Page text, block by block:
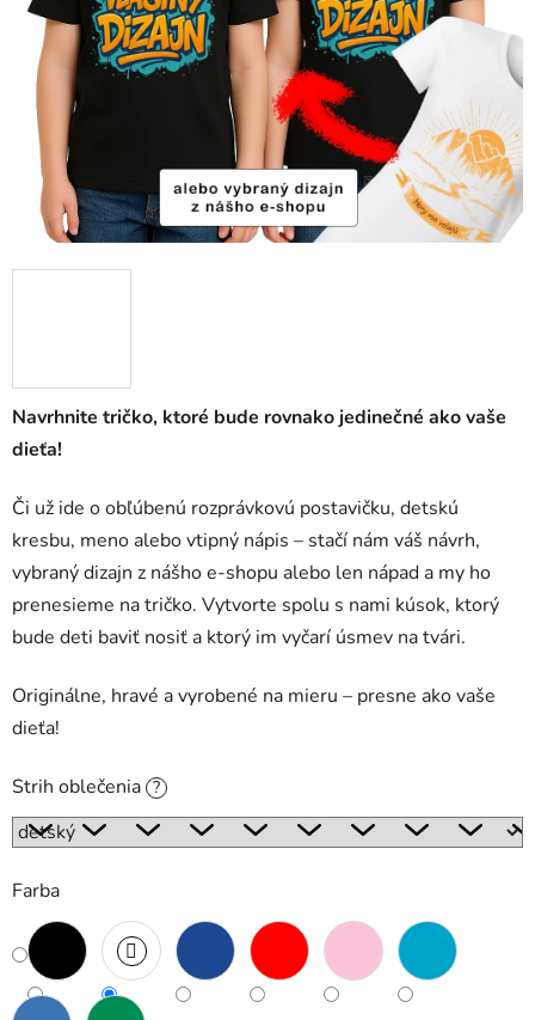
Navrhnite tričko, ktoré bude rovnako jedinečné ako vaše
dieťa!
Či už ide o obľúbenú rozprávkovú postavičku, detskú
kresbu, meno alebo vtipný nápis – stačí nám váš návrh,
vybraný dizajn z nášho e-shopu alebo len nápad a my ho
prenesieme na tričko. Vytvorte spolu s nami kúsok, ktorý
bude deti baviť nosiť a ktorý im vyčarí úsmev na tvári.
Originálne, hravé a vyrobené na mieru – presne ako vaše
dieťa!
Strih oblečenia ?
Farba